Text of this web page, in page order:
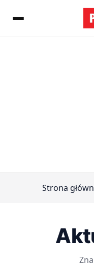
Strona